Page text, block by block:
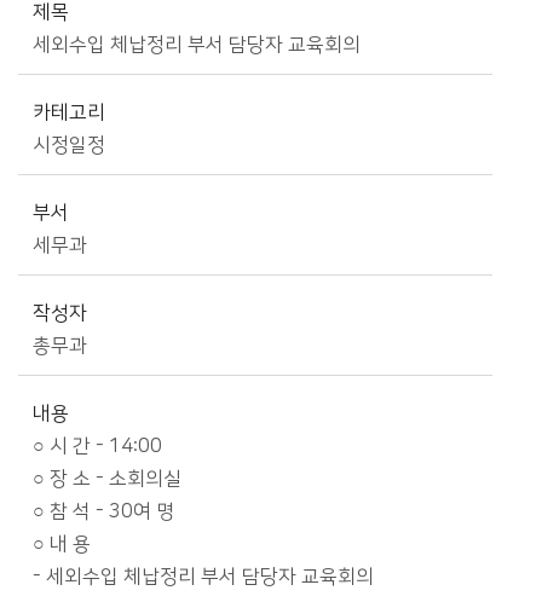
제목
세외수입 체납정리 부서 담당자 교육회의
카테고리
시정일정
부서
세무과
작성자
총무과
내용
○ 시 간 - 14:00
○ 장 소 - 소회의실
○ 참 석 - 30여 명
○ 내 용
- 세외수입 체납정리 부서 담당자 교육회의